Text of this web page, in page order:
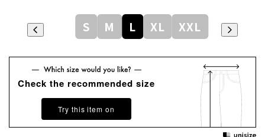
S M L XL XXL
Check the recommended size
Try this item on